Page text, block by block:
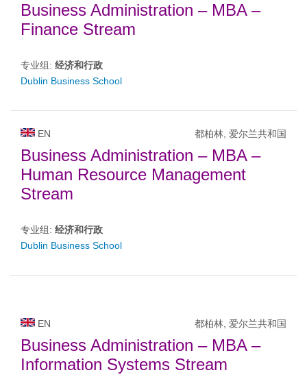
Business Administration – MBA –
Finance Stream
专业组: 经济和行政
Dublin Business School
EN 都柏林, 爱尔兰共和国
Business Administration – MBA –
Human Resource Management
Stream
专业组: 经济和行政
Dublin Business School
EN 都柏林, 爱尔兰共和国
Business Administration – MBA –
Information Systems Stream